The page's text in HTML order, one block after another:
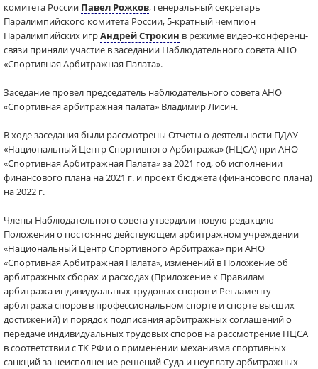
комитета России Павел Рожков, генеральный секретарь
Паралимпийского комитета России, 5-кратный чемпион
Паралимпийских игрАндрей Строкин в режиме видео-конференц-
связи приняли участие в заседании Наблюдательного совета АНО
«Спортивная Арбитражная Палата».
Заседание провел председатель наблюдательного совета АНО
«Спортивная арбитражная палата» Владимир Лисин.
В ходе заседания были рассмотрены Отчеты о деятельности ПДАУ
«Национальный Центр Спортивного Арбитража» (НЦСА) при АНО
«Спортивная Арбитражная Палата» за 2021 год, об исполнении
финансового плана на 2021 г. и проект бюджета (финансового плана)
на 2022 г.
Члены Наблюдательного совета утвердили новую редакцию
Положения о постоянно действующем арбитражном учреждении
«Национальный Центр Спортивного Арбитража» при АНО
«Спортивная Арбитражная Палата», изменений в Положение об
арбитражных сборах и расходах (Приложение к Правилам
арбитража индивидуальных трудовых споров и Регламенту
арбитража споров в профессиональном спорте и спорте высших
достижений) и порядок подписания арбитражных соглашений о
передаче индивидуальных трудовых споров на рассмотрение НЦСА
в соответствии с ТК РФ и о применении механизма спортивных
санкций за неисполнение решений Суда и неуплату арбитражных